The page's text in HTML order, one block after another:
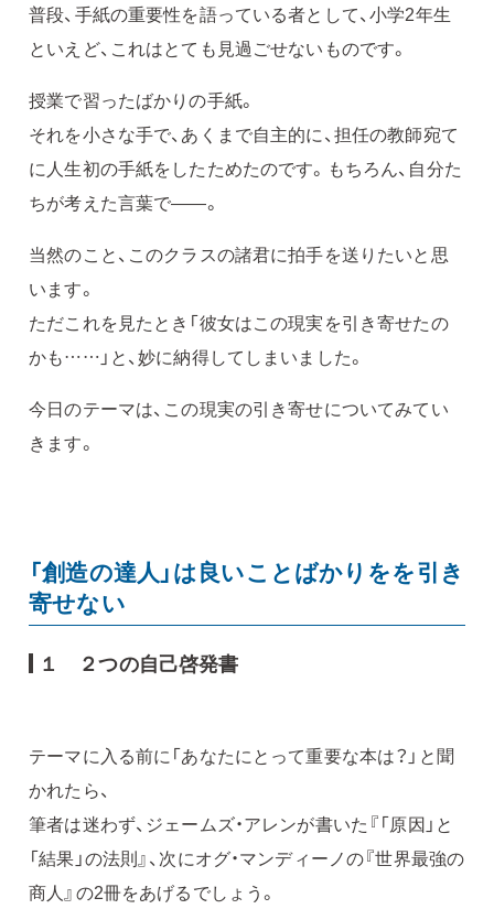
普段、手紙の重要性を語っている者として、小学2年生
といえど、これはとても見過ごせないものです。
授業で習ったばかりの手紙。
それを小さな手で、あくまで自主的に、担任の教師宛て
に人生初の手紙をしたためたのです。もちろん、自分た
ちが考えた言葉で――。
当然のこと、このクラスの諸君に拍手を送りたいと思
います。
ただこれを見たとき「彼女はこの現実を引き寄せたの
かも……」と、妙に納得してしまいました。
今日のテーマは、この現実の引き寄せについてみてい
きます。
「創造の達人」は良いことばかりをを引き
寄せない
１ ２つの自己啓発書
テーマに入る前に「あなたにとって重要な本は？」と聞
かれたら、
筆者は迷わず、ジェームズ・アレンが書いた『「原因」と
「結果」の法則』、次にオグ・マンディーノの『世界最強の
商人』の2冊をあげるでしょう。